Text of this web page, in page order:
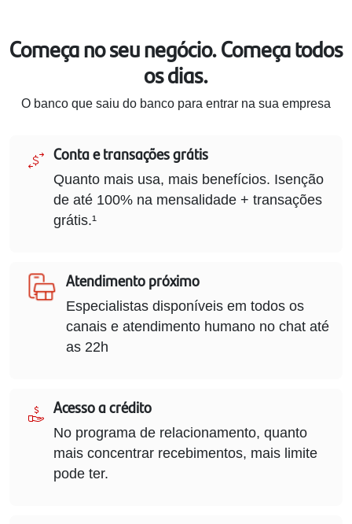
Começa no seu negócio. Começa todos
os dias.
O banco que saiu do banco para entrar na sua empresa
Conta e transações grátis
Quanto mais usa, mais benefícios. Isenção
de até 100% na mensalidade + transações
grátis.¹
Atendimento próximo
Especialistas disponíveis em todos os
canais e atendimento humano no chat até
as 22h
Acesso a crédito
No programa de relacionamento, quanto
mais concentrar recebimentos, mais limite
pode ter.